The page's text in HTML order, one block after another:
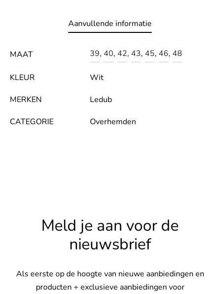
Aanvullende informatie
MAAT 39, 40, 42, 43, 45, 46, 48
KLEUR Wit
MERKEN Ledub
CATEGORIE Overhemden
Meld je aan voor de
nieuwsbrief
Als eerste op de hoogte van nieuwe aanbiedingen en
producten + exclusieve aanbiedingen voor